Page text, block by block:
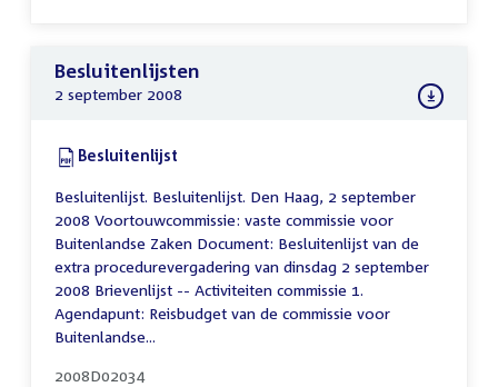
Besluitenlijsten
2 september 2008
Download:
Besluitenlijst
Besluitenlijst. Besluitenlijst. Den Haag, 2 september
2008 Voortouwcommissie: vaste commissie voor
Buitenlandse Zaken Document: Besluitenlijst van de
extra procedurevergadering van dinsdag 2 september
2008 Brievenlijst -- Activiteiten commissie 1.
Agendapunt: Reisbudget van de commissie voor
Buitenlandse...
2008D02034